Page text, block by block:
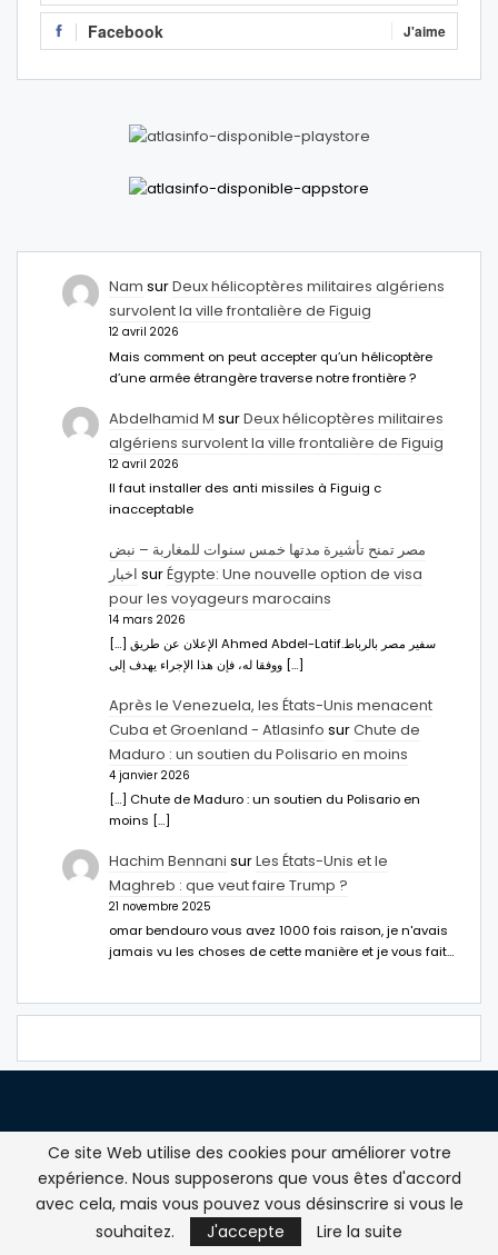
Facebook J'aime
Nam surDeux hélicoptères militaires algériens
survolent la ville frontalière de Figuig
12 avril 2026
Mais comment on peut accepter qu’un hélicoptère
d’une armée étrangère traverse notre frontière ?
Abdelhamid M surDeux hélicoptères militaires
algériens survolent la ville frontalière de Figuig
12 avril 2026
Il faut installer des anti missiles à Figuig c
inacceptable
مصر تمنح تأشيرة مدتها خمس سنوات للمغاربة – نبض
اخبار surÉgypte: Une nouvelle option de visa
pour les voyageurs marocains
14 mars 2026
[…] الإعلان عن طريق Ahmed Abdel-Latifسفير مصر بالرباط.
ووفقا له، فإن هذا الإجراء يهدف إلى […]
Après le Venezuela, les États-Unis menacent
Cuba et Groenland - Atlasinfo surChute de
Maduro : un soutien du Polisario en moins
4 janvier 2026
[…] Chute de Maduro : un soutien du Polisario en
moins […]
Hachim Bennani surLes États-Unis et le
Maghreb : que veut faire Trump ?
21 novembre 2025
omar bendouro vous avez 1000 fois raison, je n'avais
jamais vu les choses de cette manière et je vous fait…
PLAN DE SITE
Ce site Web utilise des cookies pour améliorer votre
expérience. Nous supposerons que vous êtes d'accord
avec cela, mais vous pouvez vous désinscrire si vous le
souhaitez.
J'accepte Lire la suite